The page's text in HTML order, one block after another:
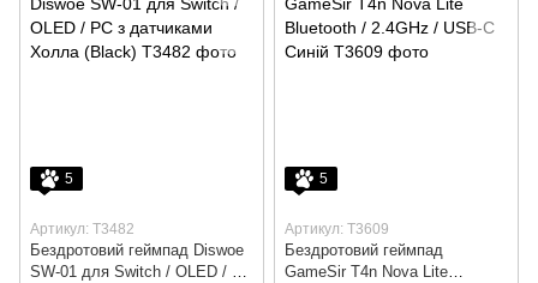
5
Артикул: T3482
Бездротовий геймпад Diswoe
SW-01 для Switch / OLED / PC
5
Артикул: T3609
Бездротовий геймпад
GameSir T4n Nova Lite